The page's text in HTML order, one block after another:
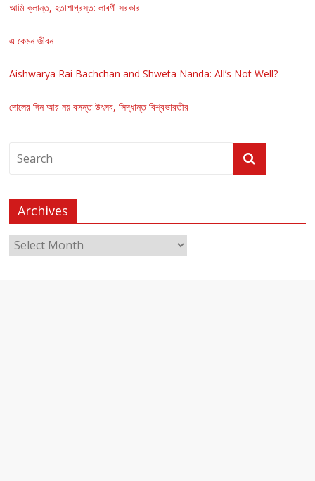
আমি ক্লান্ত, হতাশাগ্রস্ত: লাবণী সরকার
এ কেমন জীবন
Aishwarya Rai Bachchan and Shweta Nanda: All’s Not Well?
দোলের দিন আর নয় বসন্ত উৎসব, সিদ্ধান্ত বিশ্বভারতীর
Archives